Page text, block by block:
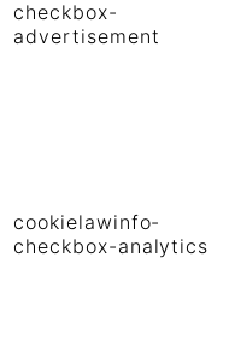
checkbox-
advertisement
cookielawinfo-
checkbox-analytics